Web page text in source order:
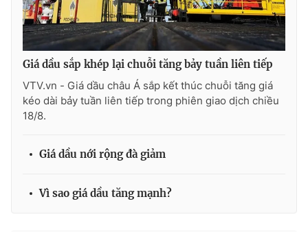
® Cấm sao chép dưới mọi hình thức nếu không có sự chấp
thuận bằng văn bản. Ghi rõ nguồn VTV.vn khi phát hành lại
thông tin từ website này.
Giá dầu sắp khép lại chuỗi tăng bảy tuần liên tiếp
VTV.vn - Giá dầu châu Á sắp kết thúc chuỗi tăng giá
kéo dài bảy tuần liên tiếp trong phiên giao dịch chiều
18/8.
Giá dầu nới rộng đà giảm
Vì sao giá dầu tăng mạnh?